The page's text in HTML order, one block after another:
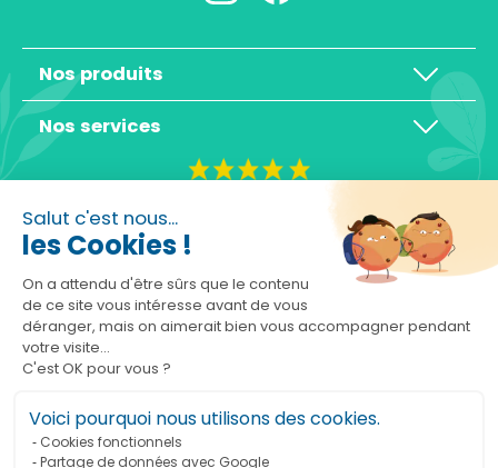
Salut c'est nous...
les Cookies !
On a attendu d'être sûrs que le contenu
de ce site vous intéresse avant de vous
déranger, mais on aimerait bien vous accompagner pendant
votre visite...
C'est OK pour vous ?
Voici pourquoi nous utilisons des cookies.
Cookies fonctionnels
Partage de données avec Google
Nos produits
Nos services